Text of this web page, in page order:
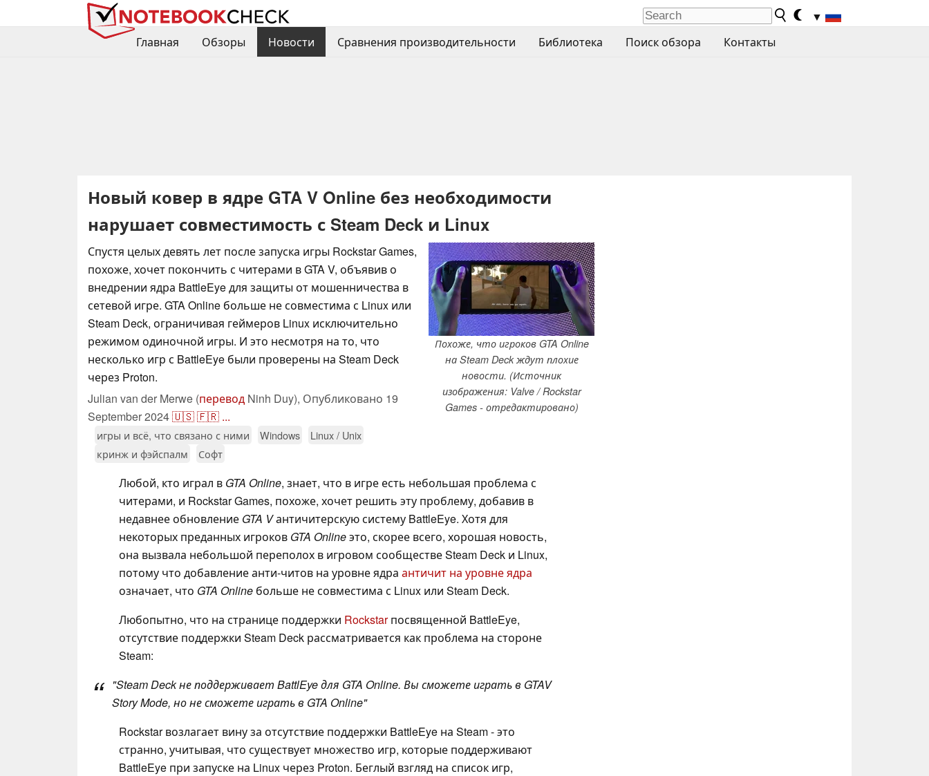
▼
Главная
Обзоры Новости Сравнения производительности Библиотека Поиск обзора Контакты
Новый ковер в ядре GTA V Online без необходимости
нарушает совместимость с Steam Deck и Linux
Похоже, что игроков GTA Online
на Steam Deck ждут плохие
новости. (Источник
изображения: Valve / Rockstar
Games - отредактировано)
Спустя целых девять лет после запуска игры Rockstar Games,
похоже, хочет покончить с читерами в GTA V, объявив о
внедрении ядра BattleEye для защиты от мошенничества в
сетевой игре. GTA Online больше не совместима с Linux или
Steam Deck, ограничивая геймеров Linux исключительно
режимом одиночной игры. И это несмотря на то, что
несколько игр с BattleEye были проверены на Steam Deck
через Proton.
Julian van der Merwe (перевод Ninh Duy), Опубликовано 19
September 2024🇺🇸🇫🇷 ...
игры и всё, что связано с ними Windows
Linux / Unix
кринж и фэйспалм
Софт
Любой, кто играл в GTA Online, знает, что в игре есть небольшая проблема с
читерами, и Rockstar Games, похоже, хочет решить эту проблему, добавив в
недавнее обновление GTA Vантичитерскую систему BattleEye. Хотя для
некоторых преданных игроков GTA Onlineэто, скорее всего, хорошая новость,
она вызвала небольшой переполох в игровом сообществе Steam Deck и Linux,
потому что добавление анти-читов на уровне ядра античит на уровне ядра
означает, что GTA Online больше не совместима с Linux или Steam Deck.
Любопытно, что на странице поддержки Rockstarпосвященной BattleEye,
отсутствие поддержки Steam Deck рассматривается как проблема на стороне
Steam:
"Steam Deck не поддерживает BattlEye для GTA Online. Вы сможете играть в GTAV
Story Mode, но не сможете играть в GTA Online"
Rockstar возлагает вину за отсутствие поддержки BattleEye на Steam - это
странно, учитывая, что существует множество игр, которые поддерживают
BattleEye при запуске на Linux через Proton. Беглый взгляд на список игр,